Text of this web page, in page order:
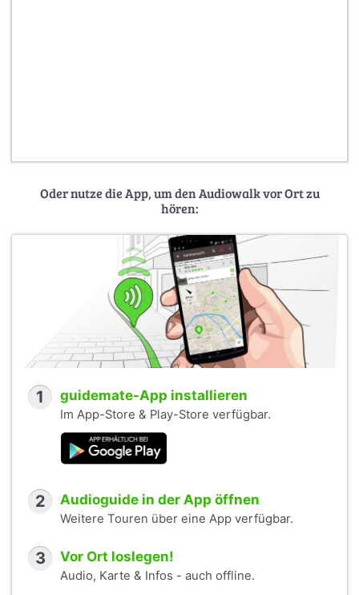
Oder nutze die App, um den Audiowalk vor Ort zu
hören:
1 guidemate-App installieren
Im App-Store & Play-Store verfügbar.
2 Audioguide in der App öffnen
Weitere Touren über eine App verfügbar.
3 Vor Ort loslegen!
Audio, Karte & Infos - auch offline.